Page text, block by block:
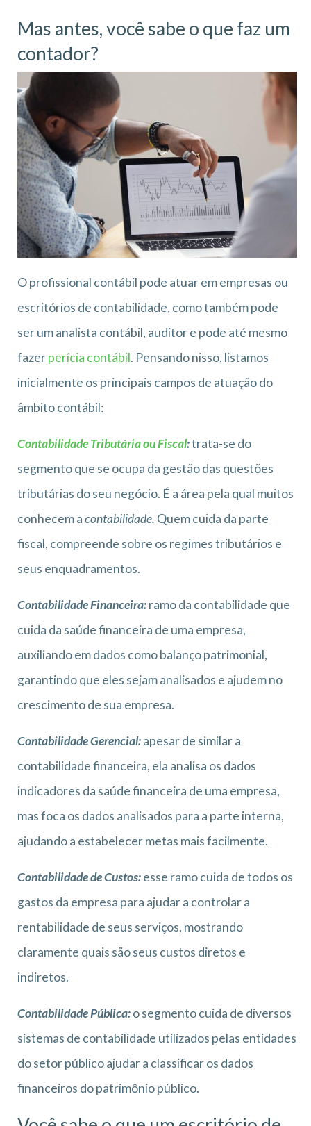
Mas antes, você sabe o que faz um
contador?
O profissional contábil pode atuar em empresas ou
escritórios de contabilidade, como também pode
ser um analista contábil, auditor e pode até mesmo
fazerperícia contábil. Pensando nisso, listamos
inicialmente os principais campos de atuação do
âmbito contábil:
Contabilidade Tributária ou Fiscal:trata-se do
segmento que se ocupa da gestão das questões
tributárias do seu negócio. É a área pela qual muitos
conhecem acontabilidade. Quem cuida da parte
fiscal, compreende sobre os regimes tributários e
seus enquadramentos.
Contabilidade Financeira:ramo da contabilidade que
cuida da saúde financeira de uma empresa,
auxiliando em dados como balanço patrimonial,
garantindo que eles sejam analisados e ajudem no
crescimento de sua empresa.
Contabilidade Gerencial:apesar de similar a
contabilidade financeira, ela analisa os dados
indicadores da saúde financeira de uma empresa,
mas foca os dados analisados para a parte interna,
ajudando a estabelecer metas mais facilmente.
Contabilidade de Custos:esse ramo cuida de todos os
gastos da empresa para ajudar a controlar a
rentabilidade de seus serviços, mostrando
claramente quais são seus custos diretos e
indiretos.
Contabilidade Pública:o segmento cuida de diversos
sistemas de contabilidade utilizados pelas entidades
do setor público ajudar a classificar os dados
financeiros do patrimônio público.